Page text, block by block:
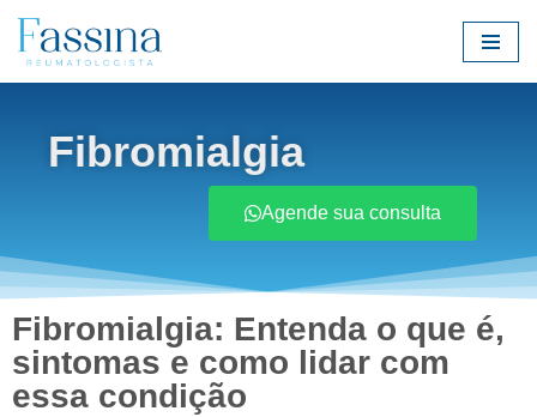
Pular
conteúdo
Fibromialgia
Agende sua consulta
Fibromialgia: Entenda o que é,
sintomas e como lidar com
essa condição